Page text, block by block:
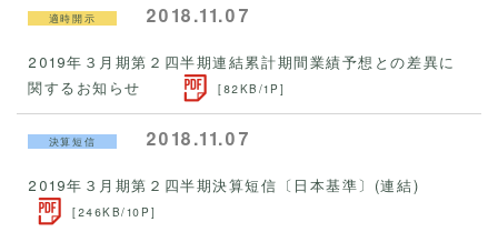
適時開示 2018.11.07
2019年３月期第２四半期連結累計期間業績予想との差異に
関するお知らせ
[82KB/1P]
決算短信 2018.11.07
2019年３月期第２四半期決算短信〔日本基準〕(連結)
[246KB/10P]